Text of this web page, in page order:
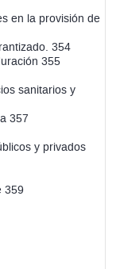
en la provisión de
354
355
sanitarios y
357
y privados
359